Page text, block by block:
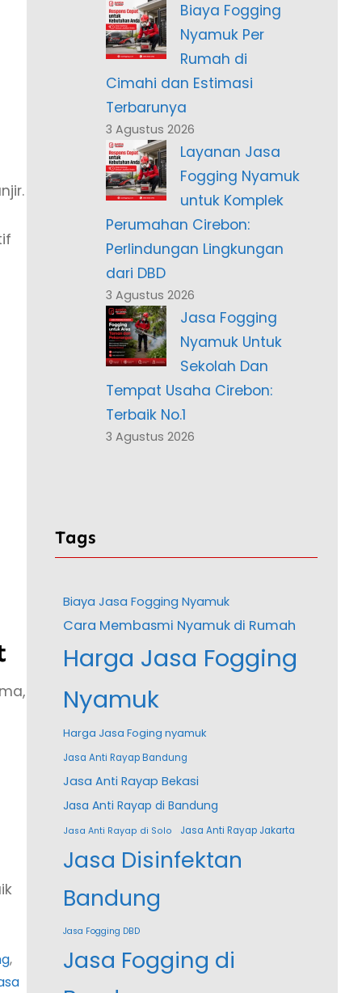
Biaya Fogging
Nyamuk Per
Rumah di
Cimahi dan Estimasi
Terbarunya
3 Agustus 2026
Layanan Jasa
Fogging Nyamuk
untuk Komplek
Perumahan Cirebon:
Perlindungan Lingkungan
dari DBD
3 Agustus 2026
Jasa Fogging
Nyamuk Untuk
Sekolah Dan
Tempat Usaha Cirebon:
Terbaik No.1
3 Agustus 2026
Tags
Biaya Jasa Fogging Nyamuk
Cara Membasmi Nyamuk di Rumah
Harga Jasa Fogging
Nyamuk
Harga Jasa Foging nyamuk
Jasa Anti Rayap Bandung
Jasa Anti Rayap Bekasi
Jasa Anti Rayap di Bandung
Jasa Anti Rayap di Solo Jasa Anti Rayap Jakarta
Jasa Disinfektan
Bandung
Jasa Fogging DBD
Jasa Fogging di